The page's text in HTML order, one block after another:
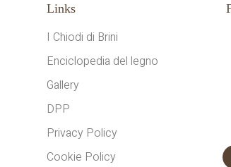
Links
I Chiodi di Brini
Enciclopedia del legno
Gallery
DPP
Privacy Policy
Cookie Policy